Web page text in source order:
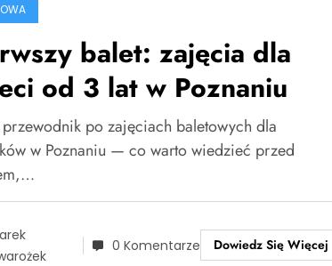
balet: zajęcia dla
od 3 lat w Poznaniu
po zajęciach baletowych dla
w Poznaniu — co warto wiedzieć przed
0 Komentarze Dowiedz Się Więcej